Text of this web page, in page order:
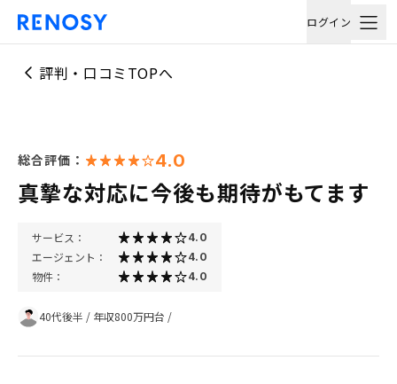
ログイン
評判・口コミTOPへ
総合評価： 4.0
真摯な対応に今後も期待がもてます
サービス： 4.0
エージェント： 4.0
物件： 4.0
40代後半 / 年収800万円台 /